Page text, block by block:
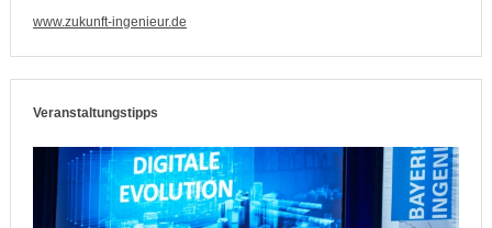
www.zukunft-ingenieur.de
Veranstaltungstipps